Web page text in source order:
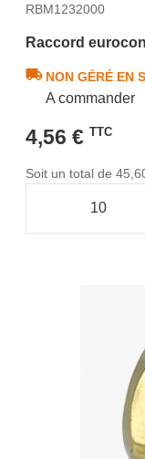
RBM1232000
Raccord
NON GÉRÉ EN
A commander
4,56 € TTC
Soit un total de